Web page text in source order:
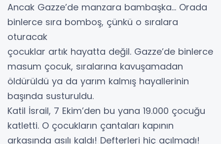
Ancak Gazze’de manzara bambaşka… Orada
binlerce sıra bomboş, çünkü o sıralara
oturacak
çocuklar artık hayatta değil. Gazze’de binlerce
masum çocuk, sıralarına kavuşamadan
öldürüldü ya da yarım kalmış hayallerinin
başında susturuldu.
Katil İsrail, 7 Ekim’den bu yana 19.000 çocuğu
katletti. O çocukların çantaları kapının
arkasında asılı kaldı! Defterleri hiç açılmadı!